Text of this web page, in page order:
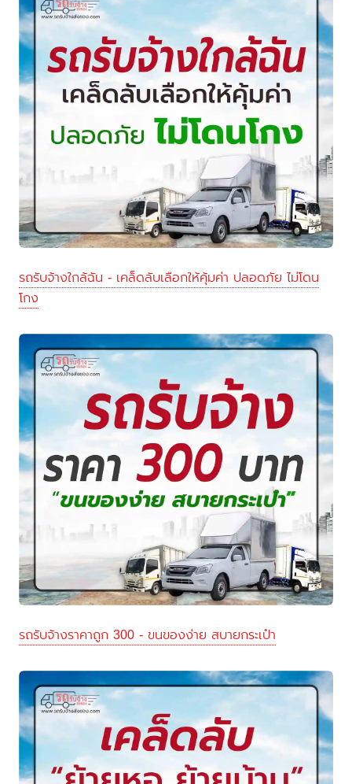
รถรับจ้างใกล้ฉัน - เคล็ดลับเลือกให้คุ้มค่า ปลอดภัย ไม่โดน
โกง
รถรับจ้างราคาถูก 300 - ขนของง่าย สบายกระเป๋า